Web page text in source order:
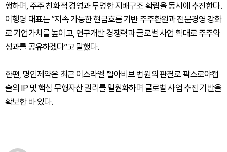
행하며, 주주 친화적 경영과 투명한 지배구조 확립을 동시에 추진한다.
이행명 대표는 “지속 가능한 현금흐름 기반 주주환원과 전문경영 강화
로 기업가치를 높이고, 연구개발 경쟁력과 글로벌 사업 확대로 주주와
성과를 공유하겠다”고 말했다.
한편, 명인제약은 최근 이스라엘 텔아비브 법원의 판결로 팍스로야캡
슐의 IP 및 핵심 무형자산 권리를 일원화하며 글로벌 사업 추진 기반을
확보한 바 있다.